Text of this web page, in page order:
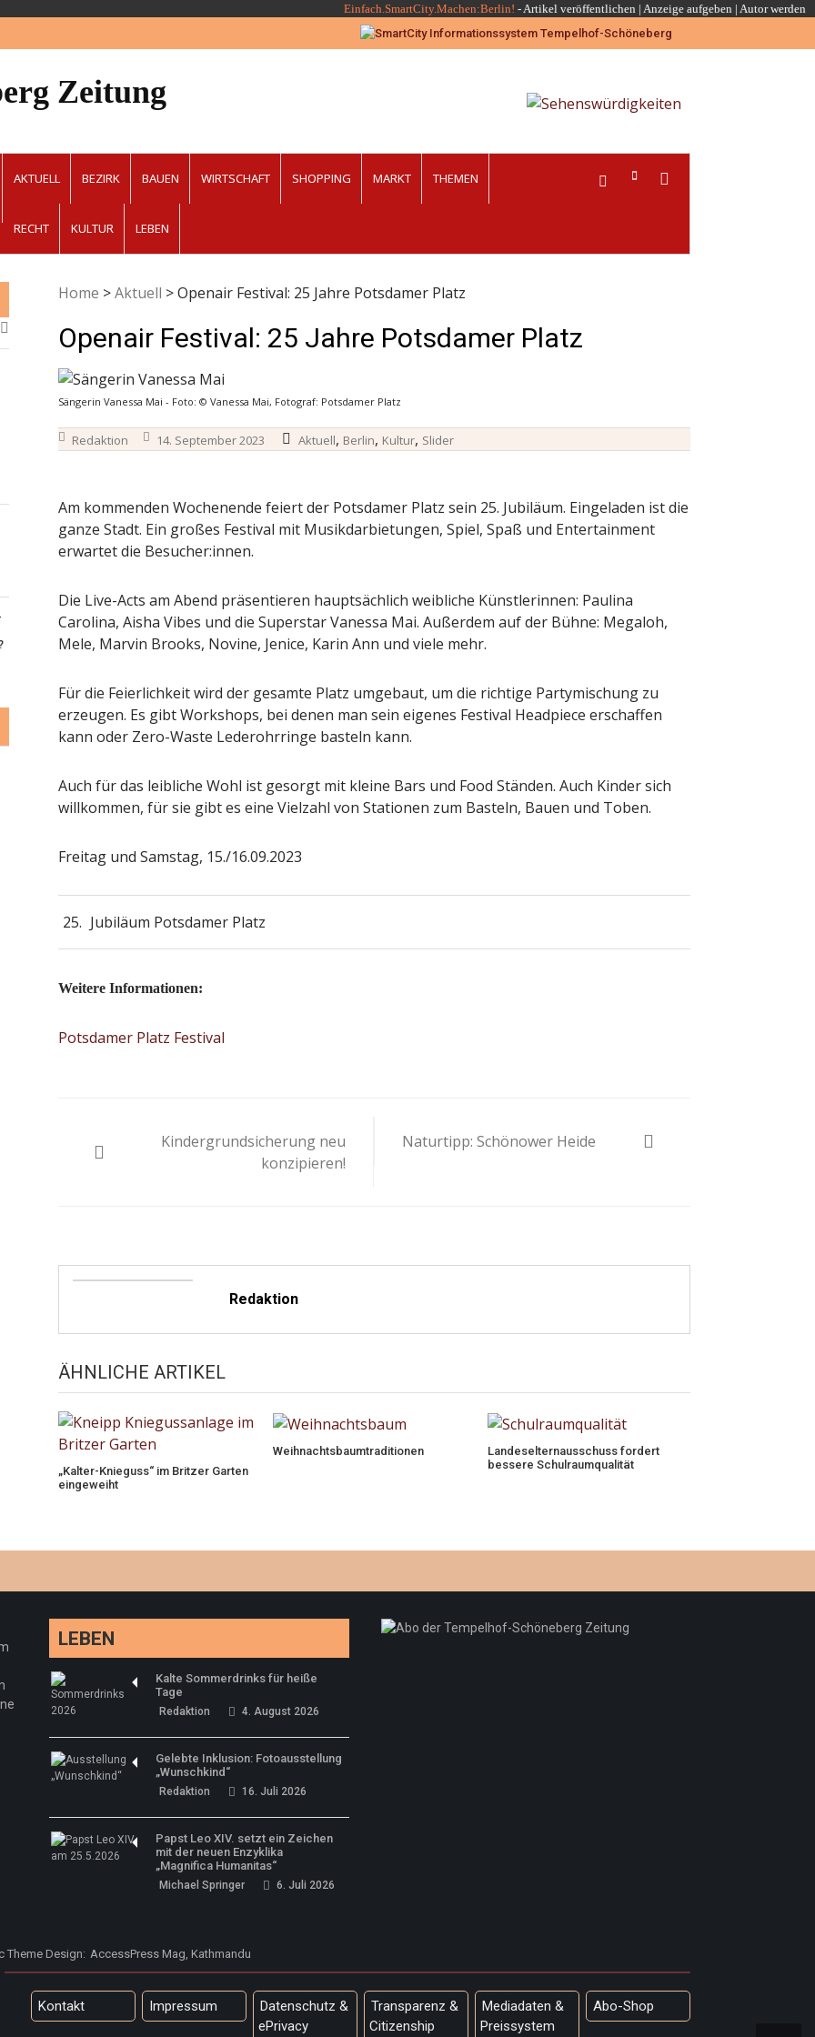
Einfach.SmartCity.Machen:Berlin! -Artikel veröffentlichen | Anzeige aufgeben | Autor werden
Zeitung
AKTUELL BEZIRK BAUEN WIRTSCHAFT SHOPPING MARKT THEMEN
RECHT KULTUR LEBEN
Home >Aktuell >Openair Festival: 25 Jahre Potsdamer Platz
Openair Festival: 25 Jahre Potsdamer Platz
Sängerin Vanessa Mai - Foto: © Vanessa Mai, Fotograf: Potsdamer Platz
Redaktion 14. September 2023 Aktuell, Berlin, Kultur, Slider
Am kommenden Wochenende feiert der Potsdamer Platz sein 25. Jubiläum. Eingeladen ist die
ganze Stadt. Ein großes Festival mit Musikdarbietungen, Spiel, Spaß und Entertainment
erwartet die Besucher:innen.
Die Live-Acts am Abend präsentieren hauptsächlich weibliche Künstlerinnen: Paulina
Carolina, Aisha Vibes und die Superstar Vanessa Mai. Außerdem auf der Bühne: Megaloh,
Mele, Marvin Brooks, Novine, Jenice, Karin Ann und viele mehr.
Für die Feierlichkeit wird der gesamte Platz umgebaut, um die richtige Partymischung zu
erzeugen. Es gibt Workshops, bei denen man sein eigenes Festival Headpiece erschaffen
kann oder Zero-Waste Lederohrringe basteln kann.
Auch für das leibliche Wohl ist gesorgt mit kleine Bars und Food Ständen. Auch Kinder sich
willkommen, für sie gibt es eine Vielzahl von Stationen zum Basteln, Bauen und Toben.
Freitag und Samstag, 15./16.09.2023
Jubiläum Potsdamer Platz
Weitere Informationen:
Potsdamer Platz Festival
Kindergrundsicherung neu
konzipieren!
Naturtipp: Schönower Heide
Redaktion
ÄHNLICHE ARTIKEL
„Kalter-Knieguss“ im Britzer Garten
eingeweiht
Weihnachtsbaumtraditionen
Landeselternausschuss fordert
bessere Schulraumqualität
LEBEN
Kalte Sommerdrinks für heiße
Tage
Redaktion 4. August 2026
Gelebte Inklusion: Fotoausstellung
„Wunschkind“
Redaktion 16. Juli 2026
Papst Leo XIV. setzt ein Zeichen
mit der neuen Enzyklika
„Magnifica Humanitas“
Michael Springer 6. Juli 2026
Theme Design: AccessPress Mag, Kathmandu
Kontakt Impressum
Datenschutz &
ePrivacy
Transparenz &
Citizenship
Mediadaten &
Preissystem
Abo-Shop